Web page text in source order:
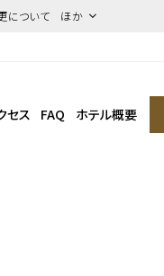
更について ほか
セス FAQ ホテル概要